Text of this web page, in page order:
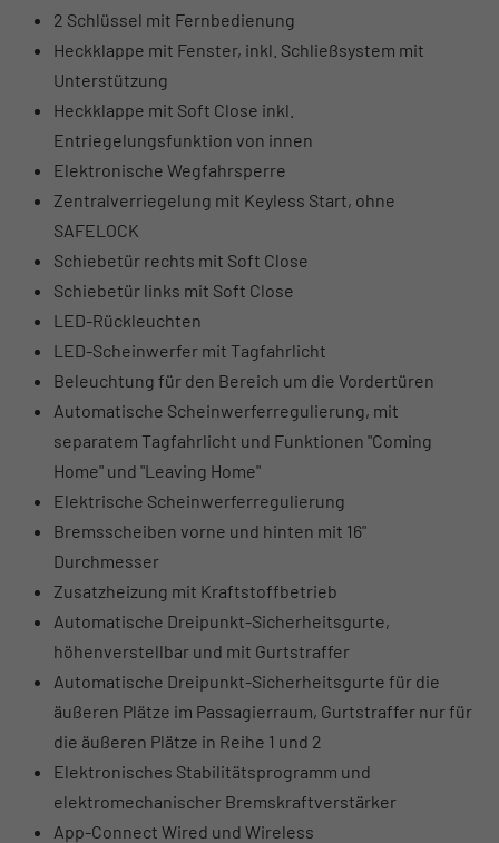
2 Schlüssel mit Fernbedienung
Heckklappe mit Fenster, inkl. Schließsystem mit
Unterstützung
Heckklappe mit Soft Close inkl.
Entriegelungsfunktion von innen
Elektronische Wegfahrsperre
Zentralverriegelung mit Keyless Start, ohne
SAFELOCK
Schiebetür rechts mit Soft Close
Schiebetür links mit Soft Close
LED-Rückleuchten
LED-Scheinwerfer mit Tagfahrlicht
Beleuchtung für den Bereich um die Vordertüren
Automatische Scheinwerferregulierung, mit
separatem Tagfahrlicht und Funktionen "Coming
Home" und "Leaving Home"
Elektrische Scheinwerferregulierung
Bremsscheiben vorne und hinten mit 16"
Durchmesser
Zusatzheizung mit Kraftstoffbetrieb
Automatische Dreipunkt-Sicherheitsgurte,
höhenverstellbar und mit Gurtstraffer
Automatische Dreipunkt-Sicherheitsgurte für die
äußeren Plätze im Passagierraum, Gurtstraffer nur für
die äußeren Plätze in Reihe 1 und 2
Elektronisches Stabilitätsprogramm und
elektromechanischer Bremskraftverstärker
App-Connect Wired und Wireless